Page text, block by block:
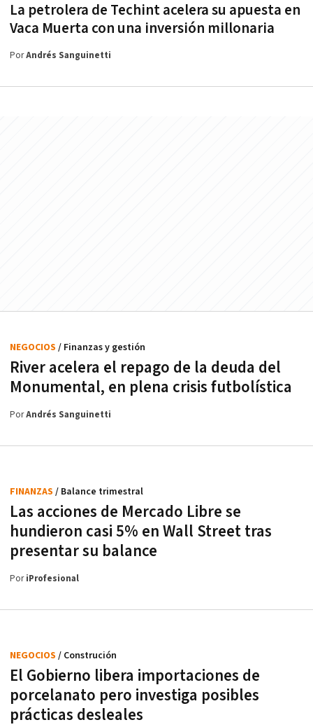
La petrolera de Techint acelera su apuesta en
Vaca Muerta con una inversión millonaria
PorAndrés Sanguinetti
River acelera el repago de la deuda del
Monumental, en plena crisis futbolística
NEGOCIOS / Finanzas y gestión
PorAndrés Sanguinetti
Las acciones de Mercado Libre se
hundieron casi 5% en Wall Street tras
presentar su balance
FINANZAS / Balance trimestral
PoriProfesional
El Gobierno libera importaciones de
porcelanato pero investiga posibles
prácticas desleales
NEGOCIOS / Construción